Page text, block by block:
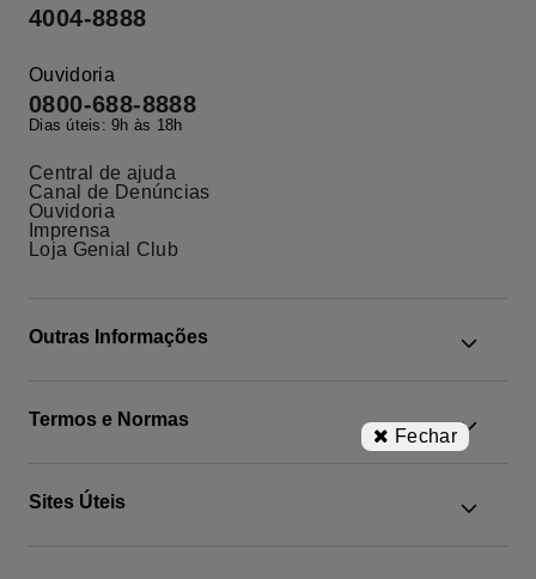
4004-8888
Ouvidoria
0800-688-8888
Dias úteis: 9h às 18h
Central de ajuda
Canal de Denúncias
Ouvidoria
Imprensa
Loja Genial Club
Outras Informações
Google News
Os Mais Buscados
Custos e tarifas
RLP
Termos e Normas
Termos de Uso
Política de Privacidade
Sites Úteis
Fechar